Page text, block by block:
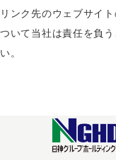
リンク先のウェブサイ
ついて当社は責任を負
い。